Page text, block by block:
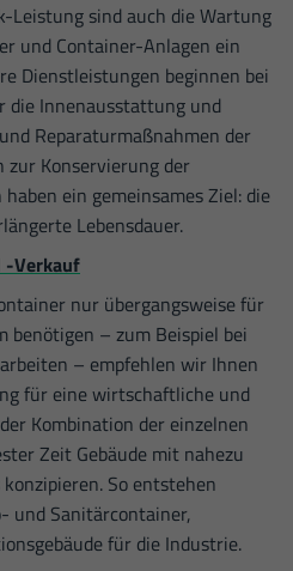
Leistung sind auch die Wartung
und Container-Anlagen ein
Dienstleistungen beginnen bei
die Innenausstattung und
Reparaturmaßnahmen der
zur Konservierung der
ein gemeinsames Ziel: die
Lebensdauer.
-Verkauf
nur übergangsweise für
benötigen – zum Beispiel bei
– empfehlen wir Ihnen
für eine wirtschaftliche und
Kombination der einzelnen
Zeit Gebäude mit nahezu
So entstehen
und Sanitärcontainer,
für die Industrie.